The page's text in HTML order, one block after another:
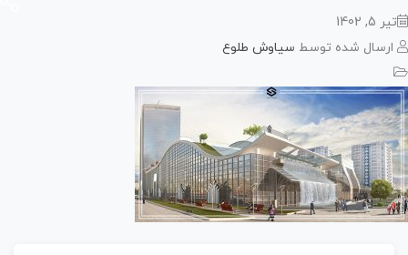
1402
شده توسطسیاوش طلوع